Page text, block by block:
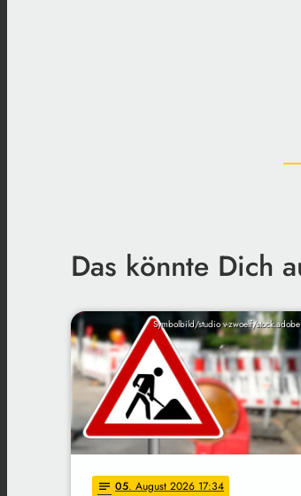
Das könnte Dich
Symbolbild/studio v-zwoelf/
notes 05. August 2026 17:34